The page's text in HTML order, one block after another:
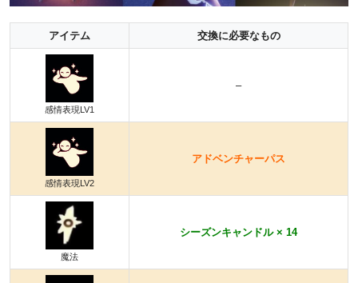
アイテム 交換に必要なもの
感情表現LV1
–
感情表現LV2
アドベンチャーパス
魔法
シーズンキャンドル × 14